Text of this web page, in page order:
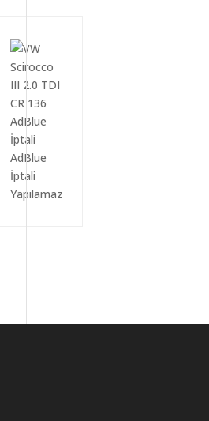
AdBlue
İptali
Yapılamaz